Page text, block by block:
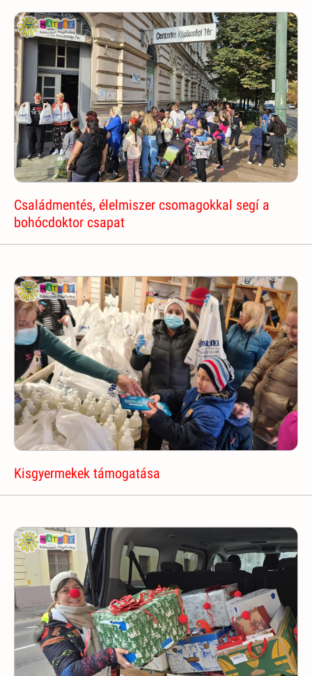
Családmentés, élelmiszer csomagokkal segí a
bohócdoktor csapat
Kisgyermekek támogatása